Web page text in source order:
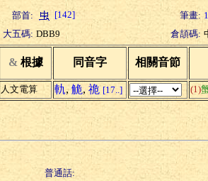
部首: [142] 筆畫:
大五碼: DBB9 倉頡碼:
& 根據 同音字 相關音節
人文電算 軌, 觤, 祪 [17..] (1)
普通話: